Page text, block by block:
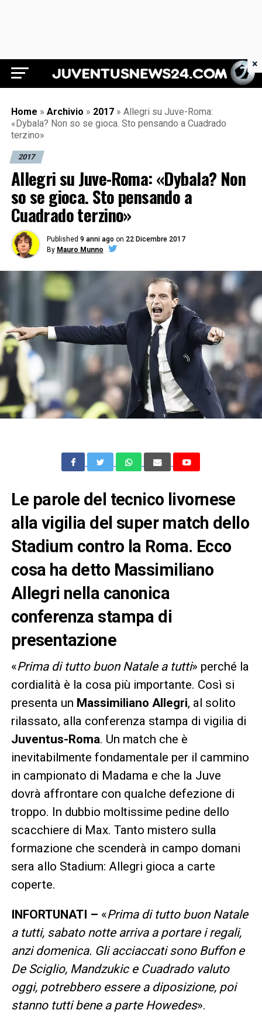
Juventus News 24
Home » Archivio » 2017 » Allegri su Juve-Roma:
«Dybala? Non so se gioca. Sto pensando a Cuadrado
terzino»
2017
Allegri su Juve-Roma: «Dybala? Non
so se gioca. Sto pensando a
Cuadrado terzino»
Published 9 anni ago on 22 Dicembre 2017
By Mauro Munno
Le parole del tecnico livornese
alla vigilia del super match dello
Stadium contro la Roma. Ecco
cosa ha detto Massimiliano
Allegri nella canonica
conferenza stampa di
presentazione
«Prima di tutto buon Natale a tutti» perché la
cordialità è la cosa più importante. Così si
presenta un Massimiliano Allegri, al solito
rilassato, alla conferenza stampa di vigilia di
Juventus-Roma. Un match che è
inevitabilmente fondamentale per il cammino
in campionato di Madama e che la Juve
dovrà affrontare con qualche defezione di
troppo. In dubbio moltissime pedine dello
scacchiere di Max. Tanto mistero sulla
formazione che scenderà in campo domani
sera allo Stadium: Allegri gioca a carte
coperte.
INFORTUNATI – «Prima di tutto buon Natale
a tutti, sabato notte arriva a portare i regali,
anzi domenica. Gli acciaccati sono Buffon e
De Sciglio, Mandzukic e Cuadrado valuto
oggi, potrebbero essere a diposizione, poi
stanno tutti bene a parte Howedes».
×